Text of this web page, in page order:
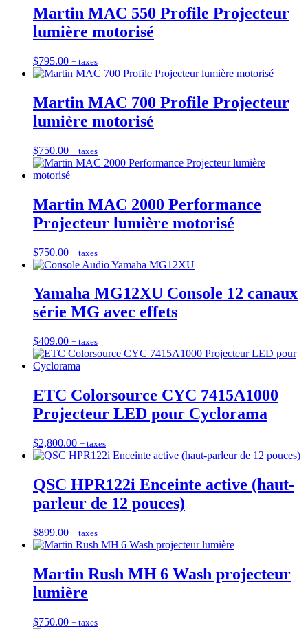
Martin MAC 550 Profile Projecteur
lumière motorisé
$795.00 + taxes
Martin MAC 700 Profile Projecteur
lumière motorisé
$750.00 + taxes
Martin MAC 2000 Performance
Projecteur lumière motorisé
$750.00 + taxes
Yamaha MG12XU Console 12 canaux
série MG avec effets
$409.00 + taxes
ETC Colorsource CYC 7415A1000
Projecteur LED pour Cyclorama
$2,800.00 + taxes
QSC HPR122i Enceinte active (haut-
parleur de 12 pouces)
$899.00 + taxes
Martin Rush MH 6 Wash projecteur
lumière
$750.00 + taxes